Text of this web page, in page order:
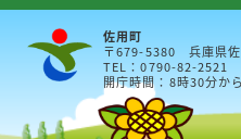
佐用町
〒679-5380 兵庫県佐
TEL：0790-82-2521
開庁時間：8時30分か